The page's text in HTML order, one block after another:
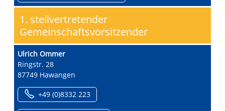
1. stellvertretender
Gemeinschaftsvorsitzender
Ulrich Ommer
Ringstr. 28
87749 Hawangen
+49 (0)8332 223